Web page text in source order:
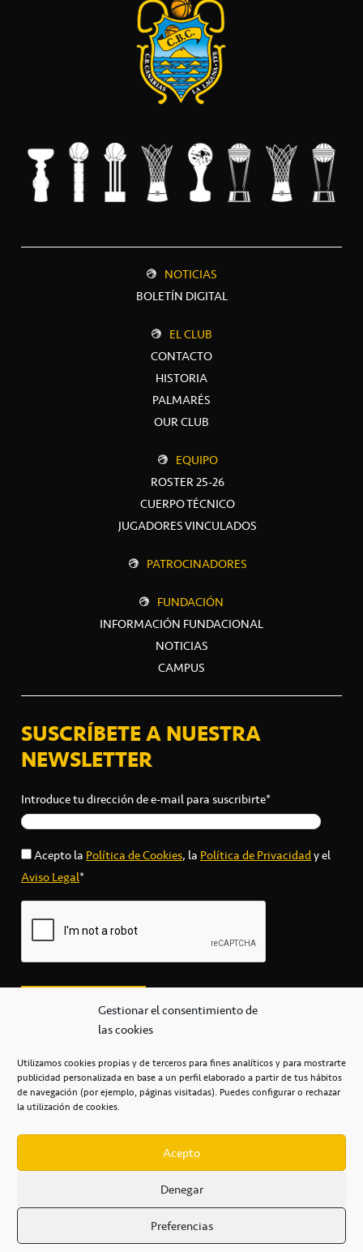
Gestionar el consentimiento de
las cookies
Utilizamos cookies propias y de terceros para fines analíticos y para mostrarte
publicidad personalizada en base a un perfil elaborado a partir de tus hábitos
de navegación (por ejemplo, páginas visitadas). Puedes configurar o rechazar
la utilización de cookies.
Acepto
Denegar
Preferencias
NOTICIAS
BOLETÍN DIGITAL
EL CLUB
CONTACTO
HISTORIA
PALMARÉS
OUR CLUB
EQUIPO
ROSTER 25-26
CUERPO TÉCNICO
JUGADORES VINCULADOS
PATROCINADORES
FUNDACIÓN
INFORMACIÓN FUNDACIONAL
NOTICIAS
CAMPUS
SUSCRÍBETE A NUESTRA
NEWSLETTER
Introduce tu dirección de e-mail para suscribirte*
Acepto laPolítica de Cookies, laPolítica de Privacidady el
Aviso Legal*
secretaria@cbcanarias.es
+34 922 253 684
Casa del Deporte / 38108 – La Laguna
POLÍTICA DE PRIVACIDAD / POLÍTICA DE COOKIES /
AVISO LEGAL / CONDICIONES